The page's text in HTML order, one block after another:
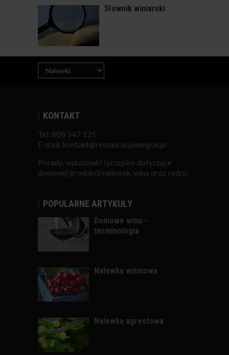
Słownik winiarski
KONTAKT
Tel: 808 547 125
E-mail: kontakt@restauracjaamigos.pl
Porady, wskazówki i przepisy dotyczące
domowej produkcji nalewek, wina oraz cydru.
POPULARNE ARTYKUŁY
Domowe wino -
terminologia
Nalewka wiśniowa
Nalewka agrestowa